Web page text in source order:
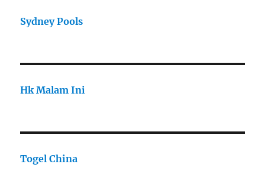
Sydney Pools
Hk Malam Ini
Togel China